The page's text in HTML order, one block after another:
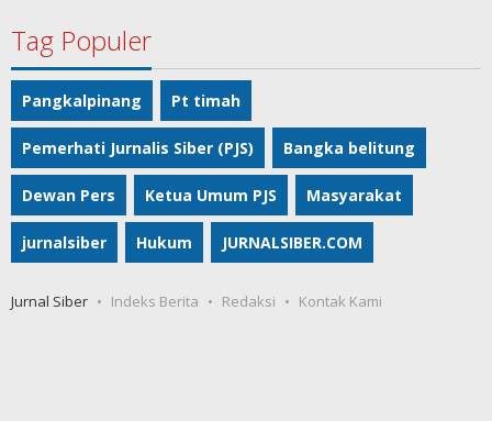
Tag Populer
Pangkalpinang Pt timah
Pemerhati Jurnalis Siber (PJS) Bangka belitung
Dewan Pers Ketua Umum PJS Masyarakat
jurnalsiber Hukum JURNALSIBER.COM
Jurnal Siber Indeks Berita Redaksi Kontak Kami